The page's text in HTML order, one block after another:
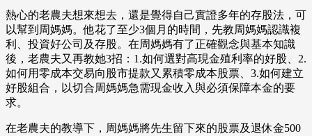
熱心的老農夫想來想去，還是覺得自己實證多年的存股法，可
以幫到周媽媽。他花了至少3個月的時間，先教周媽媽認識複
利、投資好公司及存股。在周媽媽有了正確觀念與基本知識
後，老農夫又再教她3招：1.如何選對高現金殖利率的好股、2.
如何用零成本交易向股市提款又累積零成本股票、3.如何建立
好股組合，以切合周媽媽急需現金收入與必須保障本金的要
求。
在老農夫的教導下，周媽媽將先生留下來的股票及退休金500